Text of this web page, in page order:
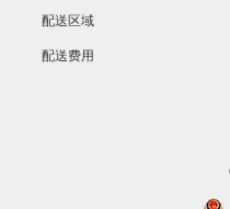
配送区域
配送费用